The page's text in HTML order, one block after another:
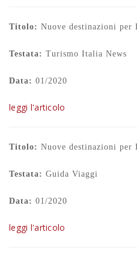
Titolo: Nuove destinazioni per
Testata: Turismo Italia News
Data: 01/2020
leggi l'articolo
Titolo: Nuove destinazioni per
Testata: Guida Viaggi
Data: 01/2020
leggi l'articolo